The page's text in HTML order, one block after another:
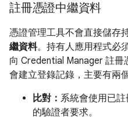
註冊憑證中繼資料
憑證管理工具不會直接儲存
繼資料。持有人應用程式必
向 Credential Manager 註
會建立登錄記錄，主要有兩
比對： 系統會使用已
的驗證者要求。